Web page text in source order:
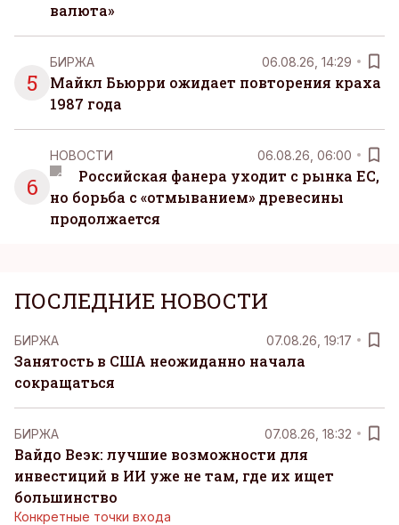
валюта»
5
БИРЖА 06.08.26, 14:29
Майкл Бьюрри ожидает повторения краха
1987 года
6
НОВОСТИ 06.08.26, 06:00
Российская фанера уходит с рынка ЕС,
но борьба с «отмыванием» древесины
продолжается
ПОСЛЕДНИЕ НОВОСТИ
БИРЖА 07.08.26, 19:17
Занятость в США неожиданно начала
сокращаться
БИРЖА 07.08.26, 18:32
Вайдо Веэк: лучшие возможности для
инвестиций в ИИ уже не там, где их ищет
большинство
Конкретные точки входа